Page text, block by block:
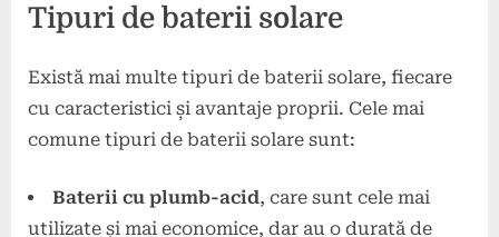
Tipuri de baterii solare
Există mai multe tipuri de baterii solare, fiecare
cu caracteristici și avantaje proprii. Cele mai
comune tipuri de baterii solare sunt:
Baterii cu plumb-acid, care sunt cele mai
utilizate și mai economice, dar au o durată de